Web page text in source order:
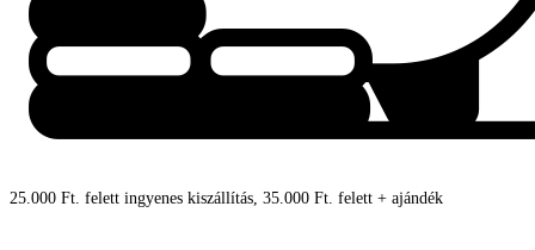
25.000 Ft. felett ingyenes kiszállítás, 35.000 Ft. felett + ajándék